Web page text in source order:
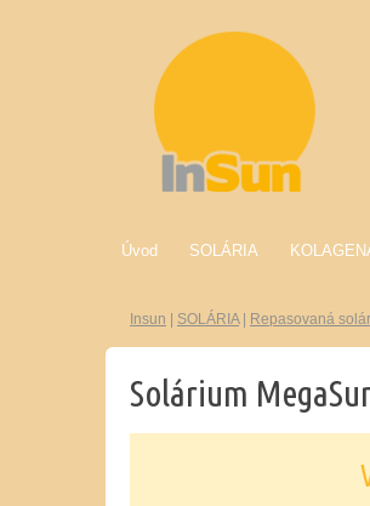
Úvod SOLÁRIA
Insun SOLÁRIA| Repasovaná
Solárium